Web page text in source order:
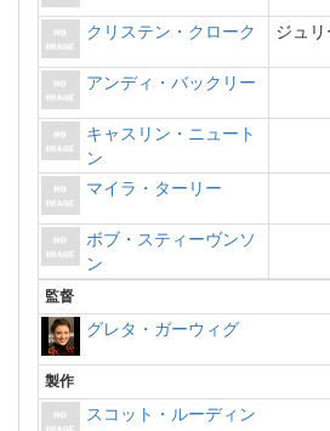
クリステン・クローク ジュ
アンディ・バックリー
キャスリン・ニュート
ン
マイラ・ターリー
ボブ・スティーヴンソ
ン
監督
グレタ・ガーウィグ
製作
スコット・ルーディン